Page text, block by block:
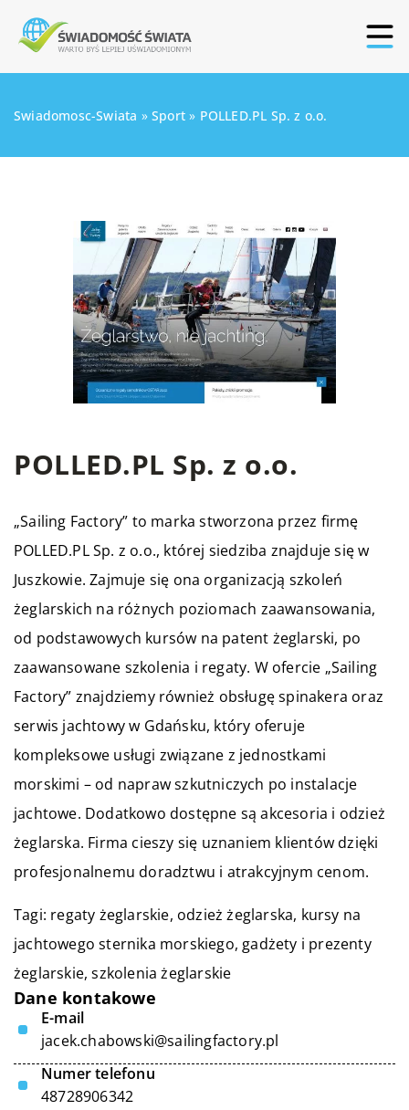
Swiadomosc-Swiata »Sport » POLLED.PL Sp. z o.o.
POLLED.PL Sp. z o.o.
„Sailing Factory” to marka stworzona przez firmę
POLLED.PL Sp. z o.o., której siedziba znajduje się w
Juszkowie. Zajmuje się ona organizacją szkoleń
żeglarskich na różnych poziomach zaawansowania,
od podstawowych kursów na patent żeglarski, po
zaawansowane szkolenia i regaty. W ofercie „Sailing
Factory” znajdziemy również obsługę spinakera oraz
serwis jachtowy w Gdańsku, który oferuje
kompleksowe usługi związane z jednostkami
morskimi – od napraw szkutniczych po instalacje
jachtowe. Dodatkowo dostępne są akcesoria i odzież
żeglarska. Firma cieszy się uznaniem klientów dzięki
profesjonalnemu doradztwu i atrakcyjnym cenom.
Tagi: regaty żeglarskie, odzież żeglarska, kursy na
jachtowego sternika morskiego, gadżety i prezenty
żeglarskie, szkolenia żeglarskie
Dane kontakowe
E-mail
jacek.chabowski@sailingfactory.pl
Numer telefonu
48728906342